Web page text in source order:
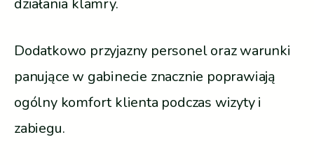
działania klamry.
Dodatkowo przyjazny personel oraz warunki
panujące w gabinecie znacznie poprawiają
ogólny komfort klienta podczas wizyty i
zabiegu.